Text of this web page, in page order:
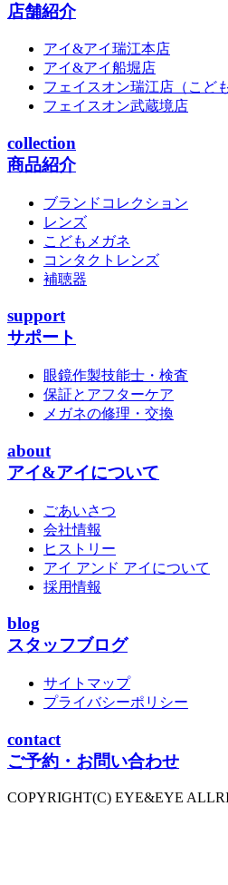
店舗紹介
アイ&アイ瑞江本店
アイ&アイ船堀店
フェイスオン瑞江店 （こど
フェイスオン武蔵境店
collection
商品紹介
ブランドコレクション
レンズ
こどもメガネ
コンタクトレンズ
補聴器
support
サポート
眼鏡作製技能士・検査
保証とアフターケア
メガネの修理・交換
about
アイ&アイについて
ごあいさつ
会社情報
ヒストリー
アイ アンド アイについて
採用情報
blog
スタッフブログ
サイトマップ
プライバシーポリシー
contact
ご予約・お問い合わせ
COPYRIGHT(C) EYE&EYE